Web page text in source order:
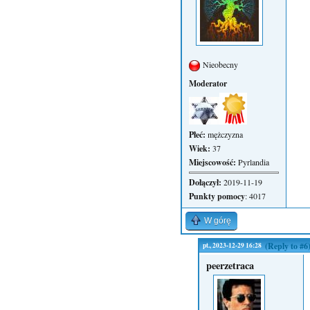
Nieobecny
Moderator
Płeć: mężczyzna
Wiek: 37
Miejscowość: Pyrlandia
Dołączył: 2019-11-19
Punkty pomocy: 4017
W górę
pt., 2023-12-29 16:28 (Reply to
peerzetraca